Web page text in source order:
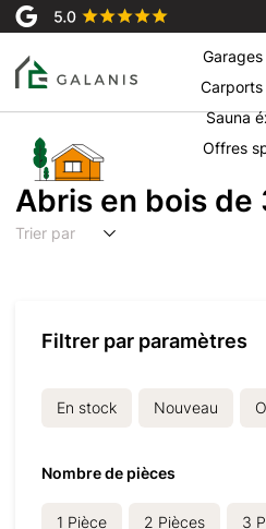
Sauna
Offres
Abris en bois de
Trier par
Filtrer par paramètres
En stock Nouveau
Nombre de pièces
1 Pièce 2 Pièces 3